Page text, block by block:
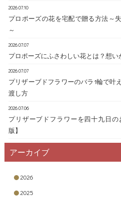
2026.07.10
プロポーズの花を宅配で贈る方法～
～
2026.07.07
プロポーズにふさわしい花とは？想
2026.07.07
プリザーブドフラワーのバラ1輪で叶
渡し方
2026.07.06
プリザーブドフラワーを四十九日
版】
アーカイブ
2026
2025